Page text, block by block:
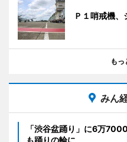
Ｐ１哨戒機、
もっ
みん
「渋谷盆踊り」に6万
も踊りの輪に